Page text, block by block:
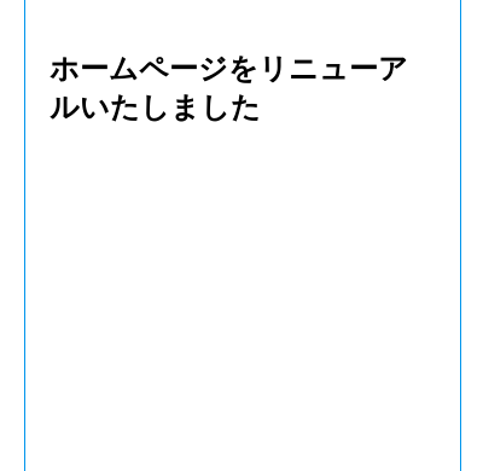
ホームページをリニューア
ルいたしました